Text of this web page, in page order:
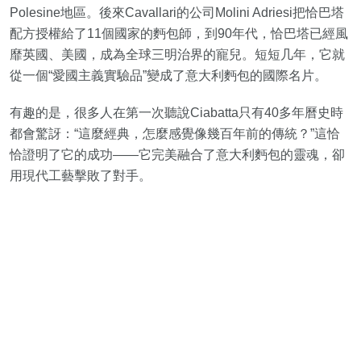
Polesine地區。後來Cavallari的公司Molini Adriesi把恰巴塔
配方授權給了11個國家的麪包師，到90年代，恰巴塔已經風
靡英國、美國，成為全球三明治界的寵兒。短短几年，它就
從一個“愛國主義實驗品”變成了意大利麪包的國際名片。
有趣的是，很多人在第一次聽說Ciabatta只有40多年曆史時
都會驚訝：“這麼經典，怎麼感覺像幾百年前的傳統？”這恰
恰證明了它的成功——它完美融合了意大利麪包的靈魂，卻
用現代工藝擊敗了對手。